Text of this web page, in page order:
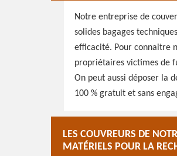
Notre entreprise de
solides bagages
efficacité. Pour connaitre
propriétaires victimes de
On peut aussi déposer la
100 % gratuit et sans
LES COUVREURS DE
MATÉRIELS POUR LA